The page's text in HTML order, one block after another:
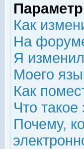
Как
На
Я
Моего
Как
Что такое
Почему,